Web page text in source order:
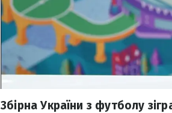
Збірна України з футболу